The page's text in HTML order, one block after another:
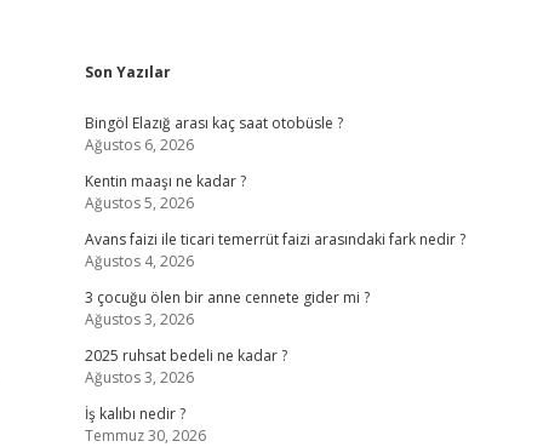
Sidebar
Son Yazılar
Bingöl Elazığ arası kaç saat otobüsle ?
Ağustos 6, 2026
Kentin maaşı ne kadar ?
Ağustos 5, 2026
Avans faizi ile ticari temerrüt faizi arasındaki fark nedir ?
Ağustos 4, 2026
3 çocuğu ölen bir anne cennete gider mi ?
Ağustos 3, 2026
2025 ruhsat bedeli ne kadar ?
Ağustos 3, 2026
İş kalıbı nedir ?
Temmuz 30, 2026